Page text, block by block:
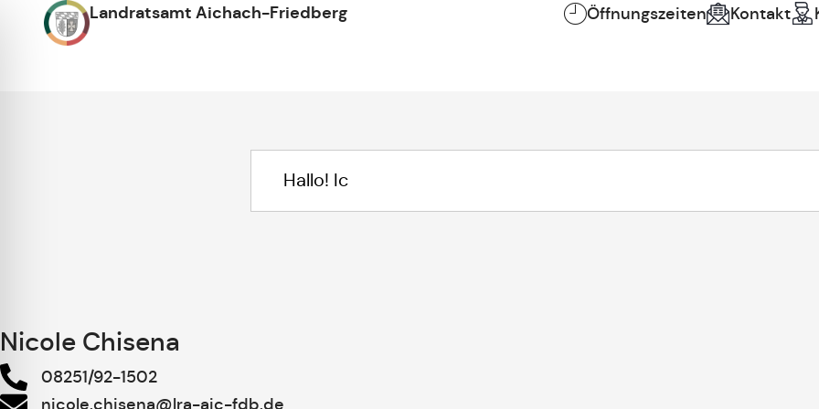
Landratsamt Aichach-Friedberg Öffnungszeiten Kontakt
Nicole Chisena
08251/92-1502
nicole.chisena@lra-aic-fdb.de